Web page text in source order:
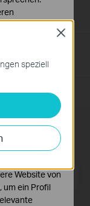
Range
Registrieren
speziell
Close
nicht
Aktivitäten
und
Website von
um ein Profil